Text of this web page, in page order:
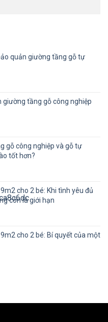
quản giường tầng gỗ tự
giường tầng gỗ công nghiệp
gỗ công nghiệp và gỗ tự
tốt hơn?
cho 2 bé: Khi tình yêu đủ
còn là giới hạn
cho 2 bé: Bí quyết của một